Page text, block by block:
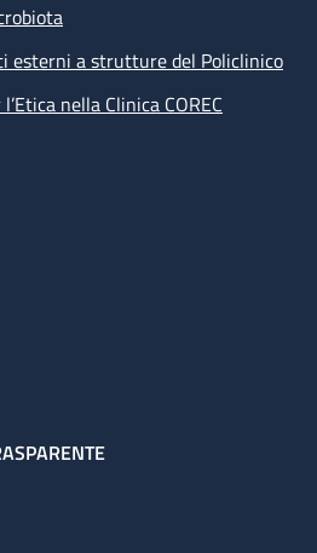
esterni a strutture del Policlinico
nella Clinica COREC